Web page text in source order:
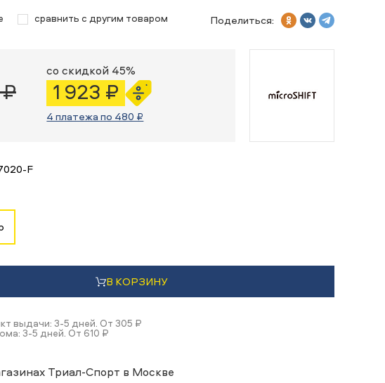
сравнить с другим товаром Поделиться:
со скидкой 45%
1 923 ₽
4 платежа по 480 ₽
F
В КОРЗИНУ
выдачи: 3-5 дней. От 305 ₽
3-5 дней. От 610 ₽
Триал-Спорт в Москве